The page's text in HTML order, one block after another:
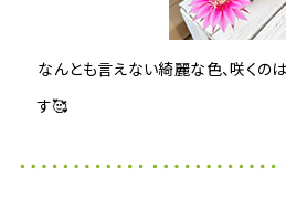
なんとも言えない綺麗な色、咲くの
す🥰